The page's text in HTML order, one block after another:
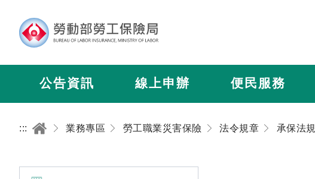
公告資訊 線上申辦 便民服務
::: 業務專區 勞工職業災害保險 法令規章 承保法規